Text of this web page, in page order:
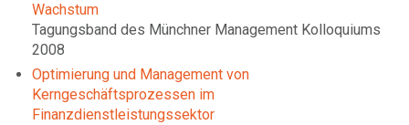
Wachstum
Tagungsband des Münchner Management Kolloquiums
2008
Optimierung und Management von
Kerngeschäftsprozessen im
Finanzdienstleistungssektor